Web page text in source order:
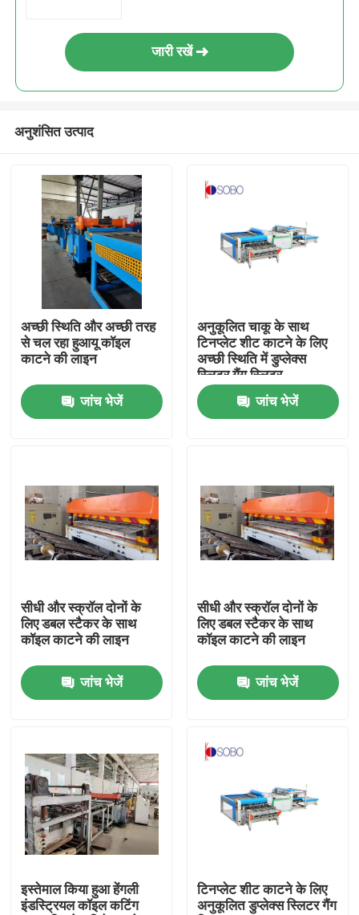
उत्पादों
वीडियो
हमारे बारे में
कारखाना भ्रमण
गुणवत्ता नियंत्रण
एक उद्धरण का अनुरोध करें
स्वचालित टिन कैन बनाने की मशीन
बेवरेज कैन मेकिंग मशीन
एरोसोल कैन मेकिंग मशीन
जारी रखें
अनुशंसित उत्पाद
अच्छी स्थिति और अच्छी तरह
से चल रहा हुआयू कॉइल
काटने की लाइन
जांच भेजें
अनुकूलित चाकू के साथ
टिनप्लेट शीट काटने के लिए
अच्छी स्थिति में डुप्लेक्स
स्लिटर गैंग स्लिटर
जांच भेजें
सीधी और स्क्रॉल दोनों के
लिए डबल स्टैकर के साथ
कॉइल काटने की लाइन
जांच भेजें
सीधी और स्क्रॉल दोनों के
लिए डबल स्टैकर के साथ
कॉइल काटने की लाइन
जांच भेजें
इस्तेमाल किया हुआ हेंगली
इंडस्ट्रियल कॉइल कटिंग
टिनप्लेट शीट काटने के लिए
अनुकूलित डुप्लेक्स स्लिटर गैंग